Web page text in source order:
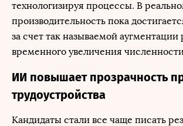
технологизируя процессы. В
производительность пока
за счет так называемой
временного увеличения
ИИ повышает прозрачность
трудоустройства
Кандидаты стали все чаще писать